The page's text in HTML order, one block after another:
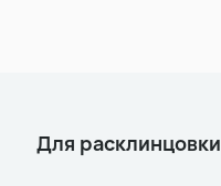
Для расклинцовки